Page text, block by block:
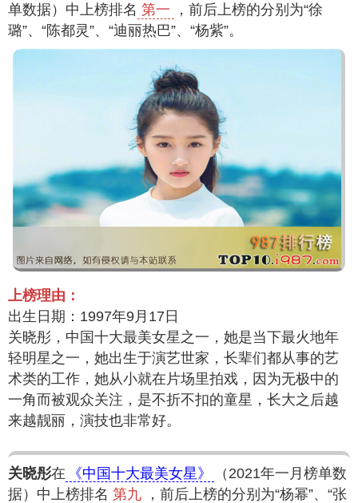
单数据）中上榜排名 第一
，前后上榜的分别为“徐
璐”、“陈都灵”、“迪丽热巴”、“杨紫”。
上榜理由：
出生日期：1997年9月17日
关晓彤，中国十大最美女星之一，她是当下最火地年
轻明星之一，她出生于演艺世家，长辈们都从事的艺
术类的工作，她从小就在片场里拍戏，因为无极中的
一角而被观众关注，是不折不扣的童星，长大之后越
来越靓丽，演技也非常好。
关晓彤在 《中国十大最美女星》
（2021年一月榜单数
据）中上榜排名 第九
，前后上榜的分别为“杨幂”、“张